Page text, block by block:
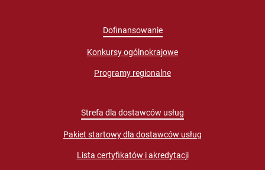
Dofinansowanie
Konkursy ogólnokrajowe
Programy regionalne
Strefa dla dostawców usług
Pakiet startowy dla dostawców usług
Lista certyfikatów i akredytacji